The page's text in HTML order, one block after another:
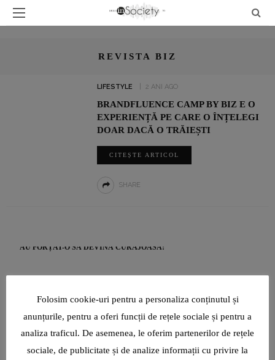
REVISTA BIZ
LIFESTYLE 2 ANI AGO
BRANDFLUENCE CAMP BY BIZ E O
EXPERIENȚĂ PE CARE O ÎNȚELEGI
DOAR DACĂ O TRĂIEȘTI
CITEȘTE ARTICOL
SHARE
AU FORȚAT-O SĂ DEVINĂ CURAJOASĂ!”
Folosim cookie-uri pentru a personaliza conținutul și
anunțurile, pentru a oferi funcții de rețele sociale și pentru a
analiza traficul. De asemenea, le oferim partenerilor de rețele
sociale, de publicitate și de analize informații cu privire la